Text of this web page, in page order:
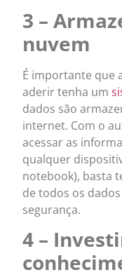
3 –
nuvem
É importante que
aderir tenha um
dados são
internet. Com o
acessar as
qualquer
notebook), basta
de todos os
segurança.
4 –